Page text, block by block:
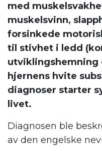
med
muskelsvinn,
forsinkede
til stivhet i ledd
utviklingshemning
hjernens hvite
diagnoser starter
livet.
Diagnosen ble
av den engelske